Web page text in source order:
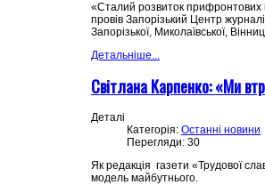
«Сталий розвиток прифронтових
провів Запорізький Центр
Запорізької, Миколаївської,
Детальніше...
Світлана Карпенко: «Ми
Деталі
Категорія: Останні новини
Перегляди: 30
Як редакція газети «Трудової
модель майбутнього.